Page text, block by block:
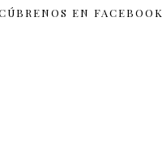
EN FACEBOOK